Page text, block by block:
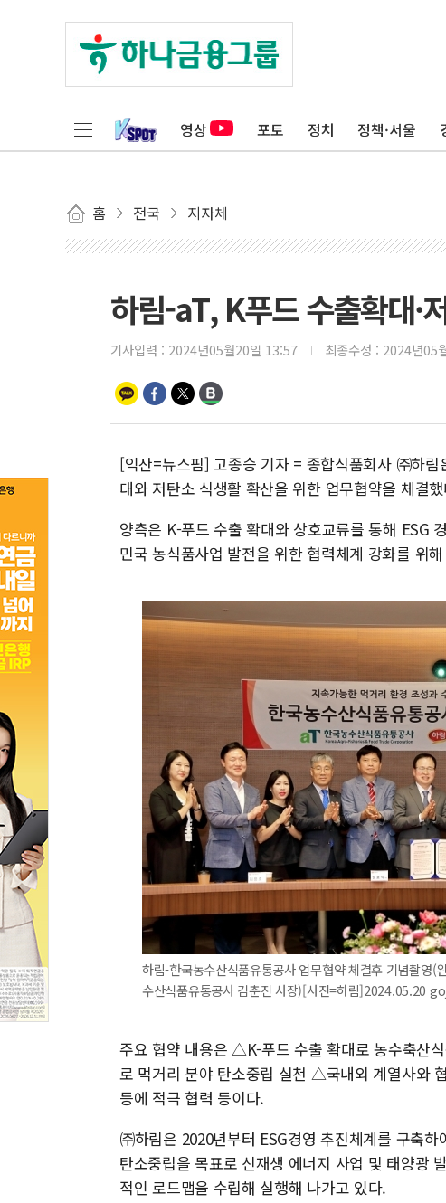
영상 포토 정치 정책·서울
홈 전국 지자체
하림-aT, K푸드 수출확대·
기사입력 : 2024년05월20일 13:57 최종수정 : 2024년05
[익산=뉴스핌] 고종승 기자 = 종합식품회사 ㈜하
대와 저탄소 식생활 확산을 위한 업무협약을 체결
양측은 K-푸드 수출 확대와 상호교류를 통해 ESG
민국 농식품사업 발전을 위한 협력체계 강화를 위
하림-한국농수산식품유통공사 업무협약 체결후 기념촬영
수산식품유통공사 김춘진 사장)[사진=하림
주요 협약 내용은 △K-푸드 수출 확대로 농수축산
로 먹거리 분야 탄소중립 실천 △국내외 계열사와
등에 적극 협력 등이다.
㈜하림은 2020년부터 ESG경영 추진체계를 구축
탄소중립을 목표로 신재생 에너지 사업 및 태양광
적인 로드맵을 수립해 실행해 나가고 있다.